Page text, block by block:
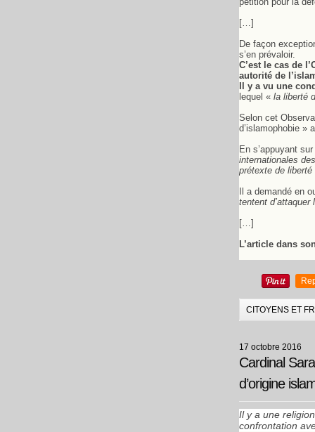
[…]
De façon
s’en prévaloir.
C’est le cas de
autorité de
Il y a vu une
lequel « la liberté
Selon cet
d’islamophobie »
En s’appuyant
internationales
prétexte de liberté
Il a demandé en
tentent
[…]
L’article dans
CITOYENS ET
17 octobre 2016
Cardinal
d’origine
Il y a une
confrontation